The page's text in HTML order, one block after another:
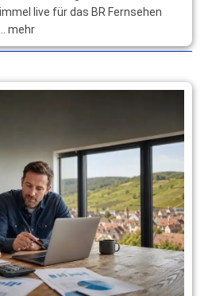
live für das BR Fernsehen
mehr